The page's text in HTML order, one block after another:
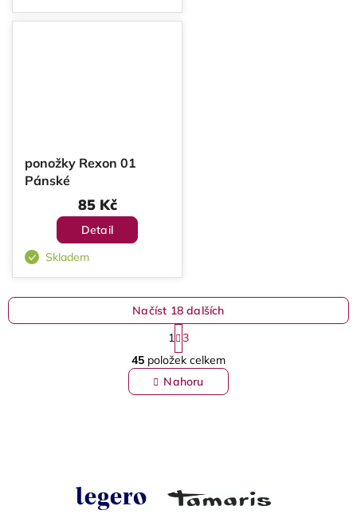
ponožky Rexon 01
Pánské
85 Kč
Detail
Skladem
O
v
l
á
r
v
Načíst 18 dalších
S
t
r
á
n
1 3
45 položek celkem
Nahoru